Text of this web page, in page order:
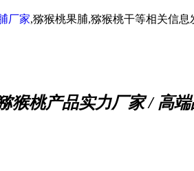
厂家,猕猴桃果脯,猕猴桃干等相关信息
猴桃产品实力厂家 / 高